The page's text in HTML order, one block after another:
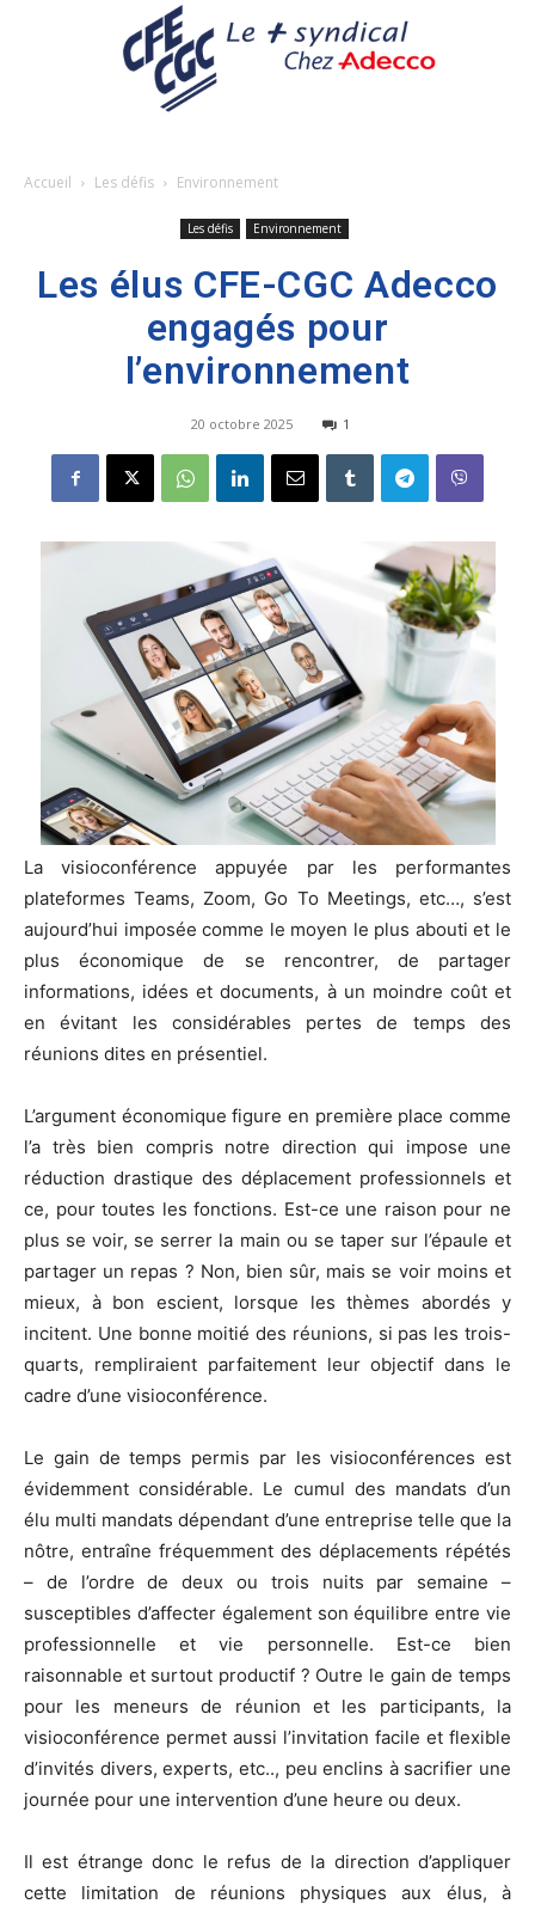
Accueil Les défis Environnement
Les défis Environnement
Les élus CFE-CGC Adecco
engagés pour
l’environnement
20 octobre 2025 1
La visioconférence appuyée par les performantes
plateformes Teams, Zoom, Go To Meetings, etc…, s’est
aujourd’hui imposée comme le moyen le plus abouti et le
plus économique de se rencontrer, de partager
informations, idées et documents, à un moindre coût et
en évitant les considérables pertes de temps des
réunions dites en présentiel.
L’argument économique figure en première place comme
l’a très bien compris notre direction qui impose une
réduction drastique des déplacement professionnels et
ce, pour toutes les fonctions. Est-ce une raison pour ne
plus se voir, se serrer la main ou se taper sur l’épaule et
partager un repas ? Non, bien sûr, mais se voir moins et
mieux, à bon escient, lorsque les thèmes abordés y
incitent. Une bonne moitié des réunions, si pas les trois-
quarts, rempliraient parfaitement leur objectif dans le
cadre d’une visioconférence.
Le gain de temps permis par les visioconférences est
évidemment considérable. Le cumul des mandats d’un
élu multi mandats dépendant d’une entreprise telle que la
nôtre, entraîne fréquemment des déplacements répétés
– de l’ordre de deux ou trois nuits par semaine –
susceptibles d’affecter également son équilibre entre vie
professionnelle et vie personnelle. Est-ce bien
raisonnable et surtout productif ? Outre le gain de temps
pour les meneurs de réunion et les participants, la
visioconférence permet aussi l’invitation facile et flexible
d’invités divers, experts, etc.., peu enclins à sacrifier une
journée pour une intervention d’une heure ou deux.
Il est étrange donc le refus de la direction d’appliquer
cette limitation de réunions physiques aux élus, à